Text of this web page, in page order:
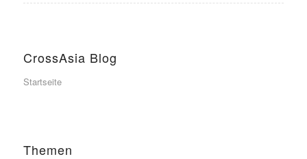
CrossAsia Blog
Startseite
Themen